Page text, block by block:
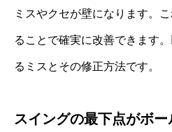
ミスやクセが壁になります。
ることで確実に改善できます
るミスとその修正方法です。
スイングの最下点がボ